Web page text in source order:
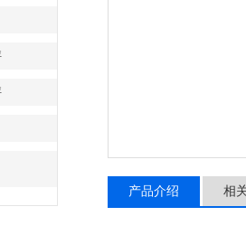
产品介绍 相